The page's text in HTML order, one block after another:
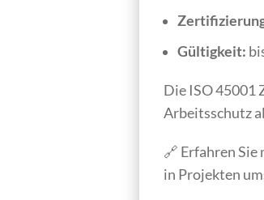
Gültigkeit:
Die ISO 45001
Arbeitsschutz
🔗 Erfahren Sie
in Projekten